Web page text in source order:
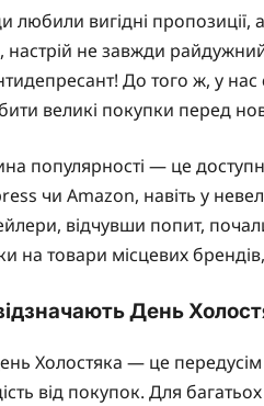
любили вигідні
не завжди
До того ж, у
великі покупки перед
популярності — це
чи Amazon, навіть у
відчувши попит,
на товари місцевих
День
Холостяка — це передусім
від покупок. Для